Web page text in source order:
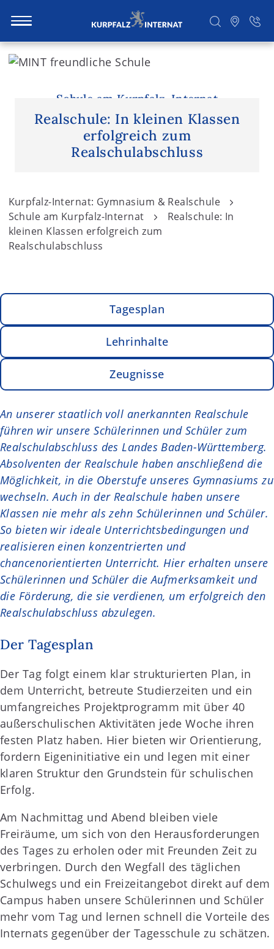
S
SuchenSchule am Kurpfalz-Internat
Realschule: In kleinen Klassen
erfolgreich zum
Realschulabschluss
Kurpfalz-Internat: Gymnasium & Realschule
Schule am Kurpfalz-Internat
Realschule: In
kleinen Klassen erfolgreich zum
Realschulabschluss
Tagesplan
Lehrinhalte
Zeugnisse
An unserer staatlich voll anerkannten Realschule
führen wir unsere Schülerinnen und Schüler zum
Realschulabschluss des Landes Baden-Württemberg.
Absolventen der Realschule haben anschließend die
Möglichkeit, in die Oberstufe unseres Gymnasiums zu
wechseln. Auch in der Realschule haben unsere
Klassen nie mehr als zehn Schülerinnen und Schüler.
So bieten wir ideale Unterrichtsbedingungen und
realisieren einen konzentrierten und
chancenorientierten Unterricht. Hier erhalten unsere
Schülerinnen und Schüler die Aufmerksamkeit und
die Förderung, die sie verdienen, um erfolgreich den
Realschulabschluss abzulegen.
Der Tagesplan
Der Tag folgt einem klar strukturierten Plan, in
dem Unterricht, betreute Studierzeiten und ein
umfangreiches Projektprogramm mit über 40
außerschulischen Aktivitäten jede Woche ihren
festen Platz haben. Hier bieten wir Orientierung,
fordern Eigeninitiative ein und legen mit einer
klaren Struktur den Grundstein für schulischen
Erfolg.
Am Nachmittag und Abend bleiben viele
Freiräume, um sich von den Herausforderungen
des Tages zu erholen oder mit Freunden Zeit zu
verbringen. Durch den Wegfall des täglichen
Schulwegs und ein Freizeitangebot direkt auf dem
Campus haben unsere Schülerinnen und Schüler
mehr vom Tag und lernen schnell die Vorteile des
Internats gegenüber der Tagesschule zu schätzen.